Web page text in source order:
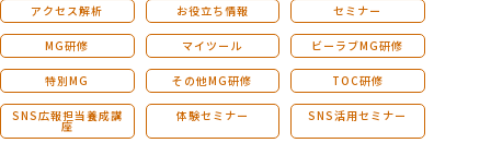
アクセス解析 お役立ち情報 セミナー
MG研修 マイツール ビーラブMG研修
特別MG その他MG研修 TOC研修
SNS広報担当養成講
座
体験セミナー SNS活用セミナー